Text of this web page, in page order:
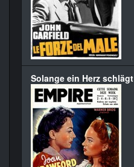
Solange ein Herz schlägt